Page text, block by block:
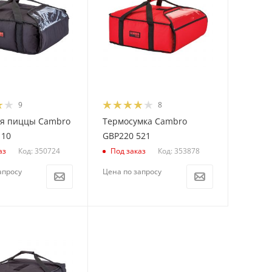
9
пиццы Cambro
Код: 350724
8
Термосумка Cambro
GBP220 521
Под заказ Код: 353878
Цена по запросу